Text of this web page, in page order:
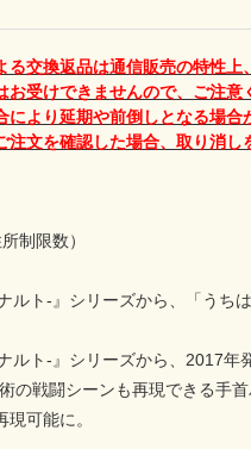
交換返品は通信販売の特性
受けできませんので、ご注意
より延期や前倒しとなる場
文を確認した場合、取り消
制限数）
ルト-』シリーズから、「うち
ルト-』シリーズから、2017
の戦闘シーンも再現できる手
可能に。